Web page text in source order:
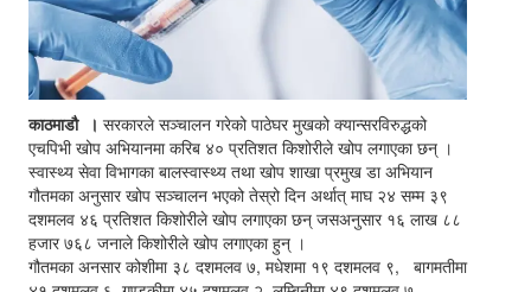
काठमाडौ । सरकारले सञ्चालन गरेको पाठेघर मुखको क्यान्सरविरुद्धको
एचपिभी खोप अभियानमा करिब ४० प्रतिशत किशोरीले खोप लगाएका छन् ।
स्वास्थ्य सेवा विभागका बालस्वास्थ्य तथा खोप शाखा प्रमुख डा अभियान
गौतमका अनुसार खोप सञ्चालन भएको तेस्रो दिन अर्थात् माघ २४ सम्म ३९
दशमलव ४६ प्रतिशत किशोरीले खोप लगाएका छन् जसअनुसार १६ लाख ८८
हजार ७६८ जनाले किशोरीले खोप लगाएका हुन् ।
गौतमका अनसार कोशीमा ३८ दशमलव ७, मधेशमा १९ दशमलव ९, बागमतीमा